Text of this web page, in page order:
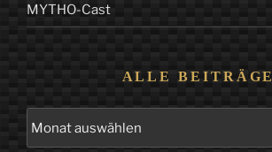
MYTHO-Cast
ALLE BEITRÄGE